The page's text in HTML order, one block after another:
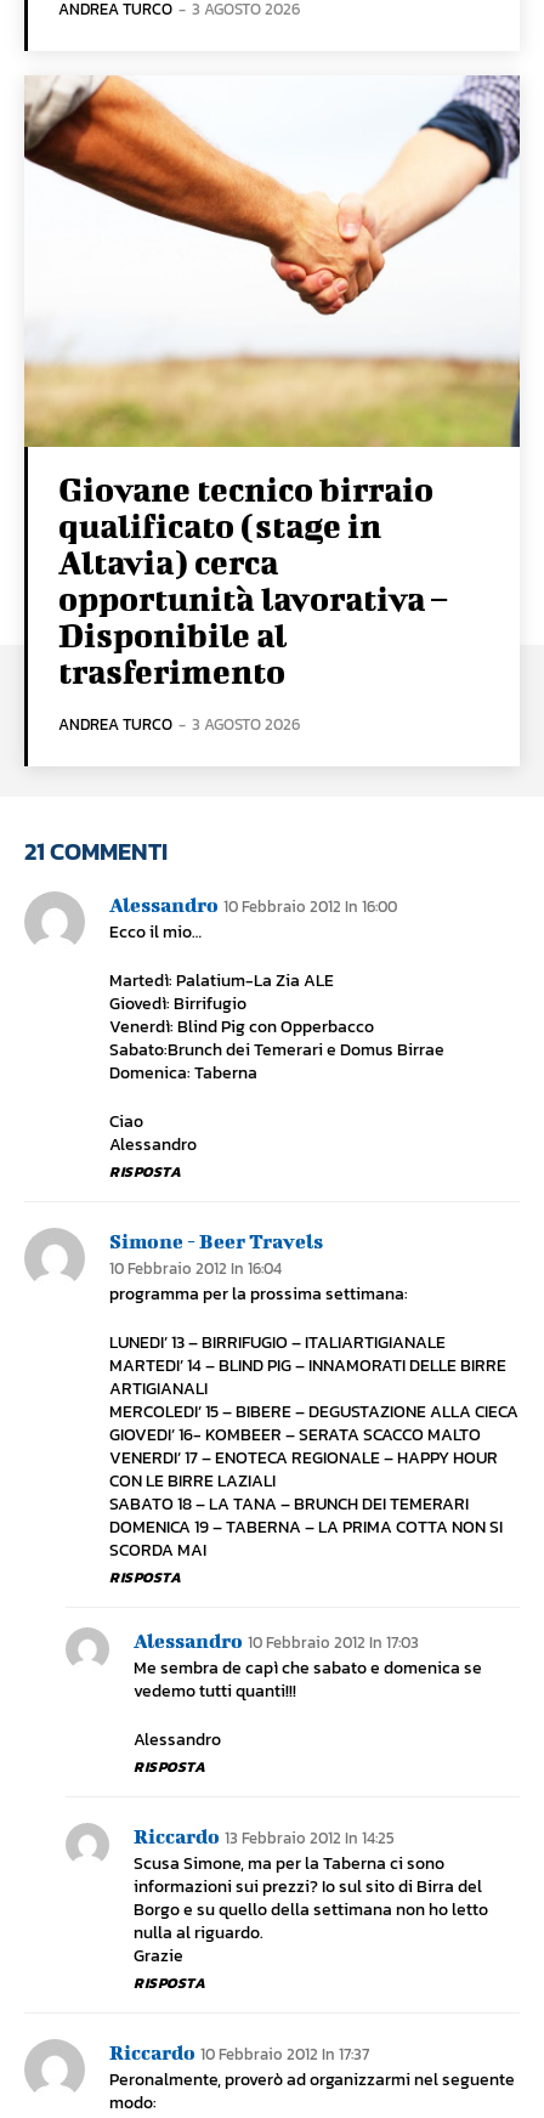
ANDREA TURCO - 3 AGOSTO 2026
Giovane tecnico birraio
qualificato (stage in
Altavia) cerca
opportunità lavorativa –
Disponibile al
trasferimento
ANDREA TURCO - 3 AGOSTO 2026
21 COMMENTI
Alessandro 10 Febbraio 2012 In 16:00
Ecco il mio…
Martedì: Palatium-La Zia ALE
Giovedì: Birrifugio
Venerdì: Blind Pig con Opperbacco
Sabato:Brunch dei Temerari e Domus Birrae
Domenica: Taberna
Ciao
Alessandro
RISPOSTA
Simone - Beer Travels
10 Febbraio 2012 In 16:04
programma per la prossima settimana:
LUNEDI’ 13 – BIRRIFUGIO – ITALIARTIGIANALE
MARTEDI’ 14 – BLIND PIG – INNAMORATI DELLE BIRRE
ARTIGIANALI
MERCOLEDI’ 15 – BIBERE – DEGUSTAZIONE ALLA CIECA
GIOVEDI’ 16- KOMBEER – SERATA SCACCO MALTO
VENERDI’ 17 – ENOTECA REGIONALE – HAPPY HOUR
CON LE BIRRE LAZIALI
SABATO 18 – LA TANA – BRUNCH DEI TEMERARI
DOMENICA 19 – TABERNA – LA PRIMA COTTA NON SI
SCORDA MAI
RISPOSTA
Alessandro 10 Febbraio 2012 In 17:03
Me sembra de capì che sabato e domenica se
vedemo tutti quanti!!!
Alessandro
RISPOSTA
Riccardo 13 Febbraio 2012 In 14:25
Scusa Simone, ma per la Taberna ci sono
informazioni sui prezzi? Io sul sito di Birra del
Borgo e su quello della settimana non ho letto
nulla al riguardo.
Grazie
RISPOSTA
Riccardo 10 Febbraio 2012 In 17:37
Peronalmente, proverò ad organizzarmi nel seguente
modo: